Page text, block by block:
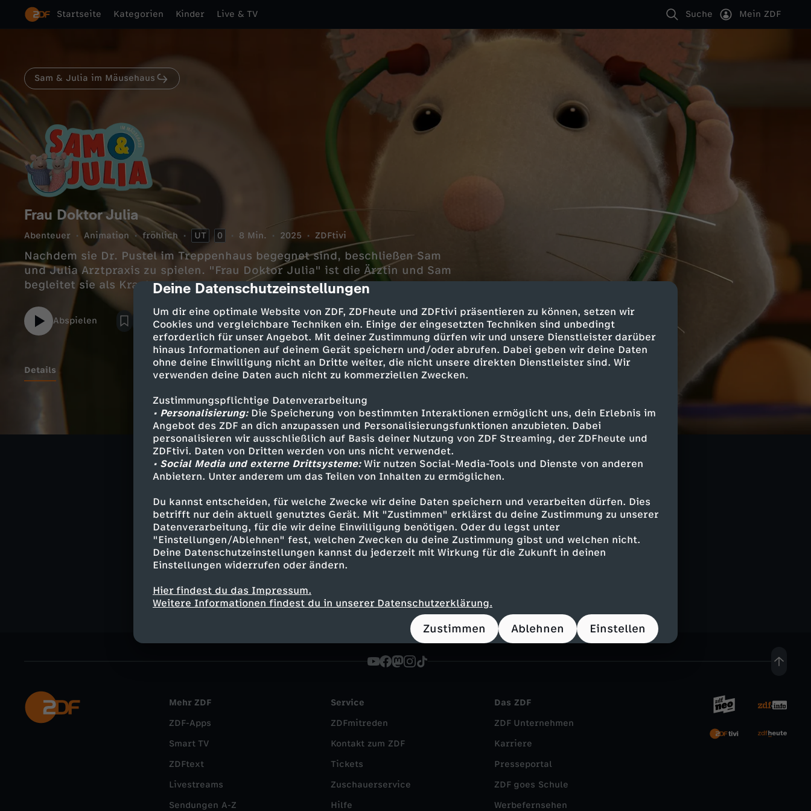
cmp-dialog-description
Deine Datenschutzeinstellungen
Um dir eine optimale Website von ZDF, ZDFheute und ZDFtivi präsentieren zu können, setzen wir
Cookies und vergleichbare Techniken ein. Einige der eingesetzten Techniken sind unbedingt
erforderlich für unser Angebot. Mit deiner Zustimmung dürfen wir und unsere Dienstleister darüber
hinaus Informationen auf deinem Gerät speichern und/oder abrufen. Dabei geben wir deine Daten
ohne deine Einwilligung nicht an Dritte weiter, die nicht unsere direkten Dienstleister sind. Wir
verwenden deine Daten auch nicht zu kommerziellen Zwecken.
Zustimmungspflichtige Datenverarbeitung
• Personalisierung:Die Speicherung von bestimmten Interaktionen ermöglicht uns, dein Erlebnis im
Angebot des ZDF an dich anzupassen und Personalisierungsfunktionen anzubieten. Dabei
personalisieren wir ausschließlich auf Basis deiner Nutzung von ZDF Streaming, der ZDFheute und
ZDFtivi. Daten von Dritten werden von uns nicht verwendet.
• Social Media und externe Drittsysteme:Wir nutzen Social-Media-Tools und Dienste von anderen
Anbietern. Unter anderem um das Teilen von Inhalten zu ermöglichen.
Du kannst entscheiden, für welche Zwecke wir deine Daten speichern und verarbeiten dürfen. Dies
betrifft nur dein aktuell genutztes Gerät. Mit "Zustimmen" erklärst du deine Zustimmung zu unserer
Datenverarbeitung, für die wir deine Einwilligung benötigen. Oder du legst unter
"Einstellungen/Ablehnen" fest, welchen Zwecken du deine Zustimmung gibst und welchen nicht.
Deine Datenschutzeinstellungen kannst du jederzeit mit Wirkung für die Zukunft in deinen
Einstellungen widerrufen oder ändern.
Hier findest du das Impressum.
Weitere Informationen findest du in unserer Datenschutzerklärung.
Zustimmen Ablehnen Einstellen
Startseite Kategorien Kinder Live & TV Suche Mein ZDF
Sam & Julia im Mäusehaus
Frau Doktor Julia
Abenteuer Animation fröhlich UT 0 8 Min. 2025 ZDFtivi
Nachdem sie Dr. Pustel im Treppenhaus begegnet sind, beschließen Sam
und Julia Arztpraxis zu spielen. "Frau Doktor Julia" ist die Ärztin und Sam
begleitet sie als Krankenpfleger.
Abspielen
Details
Sie machen sich auf die Suche nach Patienten im Mäusehaus. Ellas Puppe
braucht eine Medizin und ein Pflaster, Bens Teddy hat Fieber und bekommt ein
Rezept für einer Arznei. Plötzlich hat Sam einen echten Schluckauf. Nun sind
Julias medizinische Kenntnisse gefragt.
Ähnliche Inhalte entdecken
Abenteuer Animation fröhlich Untertitel
FSK 0
Sam & Julia im Mäusehaus
Mehr ZDF
ZDF-Apps
Smart TV
ZDFtext
Livestreams
Sendungen A-Z
Service
ZDFmitreden
Kontakt zum ZDF
Tickets
Zuschauerservice
Hilfe
Das ZDF
ZDF Unternehmen
Karriere
Presseportal
ZDF goes Schule
Werbefernsehen